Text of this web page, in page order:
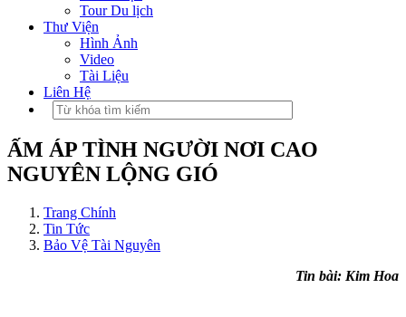
Tour Du lịch
Thư Viện
Hình Ảnh
Video
Tài Liệu
Liên Hệ
ẤM ÁP TÌNH NGƯỜI NƠI CAO
NGUYÊN LỘNG GIÓ
Trang Chính
Tin Tức
Bảo Vệ Tài Nguyên
Tin bài: Kim Hoa